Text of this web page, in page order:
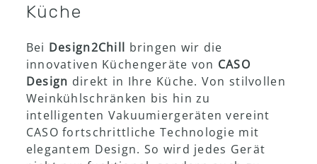
Projekte
Über uns
Küche
Bei Design2Chill bringen wir die
innovativen Küchengeräte von CASO
Design direkt in Ihre Küche. Von stilvollen
Weinkühlschränken bis hin zu
intelligenten Vakuumiergeräten vereint
CASO fortschrittliche Technologie mit
elegantem Design. So wird jedes Gerät